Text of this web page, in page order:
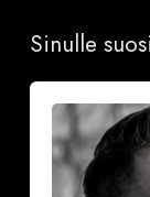
Sinulle
iloa